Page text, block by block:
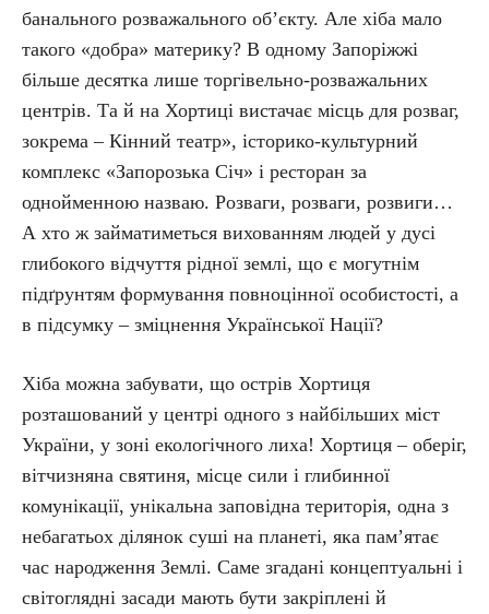
банального розважального об’єкту. Але хіба мало
такого «добра» материку? В одному Запоріжжі
більше десятка лише торгівельно-розважальних
центрів. Та й на Хортиці вистачає місць для розваг,
зокрема – Кінний театр», історико-культурний
комплекс «Запорозька Січ» і ресторан за
однойменною назваю. Розваги, розваги, розвиги…
А хто ж займатиметься вихованням людей у дусі
глибокого відчуття рідної землі, що є могутнім
підґрунтям формування повноцінної особистості, а
в підсумку – зміцнення Української Нації?
Хіба можна забувати, що острів Хортиця
розташований у центрі одного з найбільших міст
України, у зоні екологічного лиха! Хортиця – оберіг,
вітчизняна святиня, місце сили і глибинної
комунікації, унікальна заповідна територія, одна з
небагатьох ділянок суші на планеті, яка пам’ятає
час народження Землі. Cаме згадані концептуальні і
світоглядні засади мають бути закріплені й